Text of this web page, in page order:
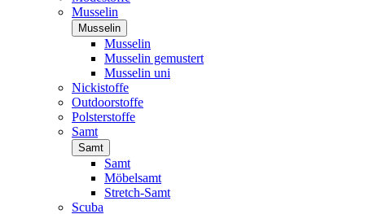
Musselin
Musselin
Musselin
Musselin gemustert
Musselin uni
Nickistoffe
Outdoorstoffe
Polsterstoffe
Samt
Samt
Samt
Möbelsamt
Stretch-Samt
Scuba